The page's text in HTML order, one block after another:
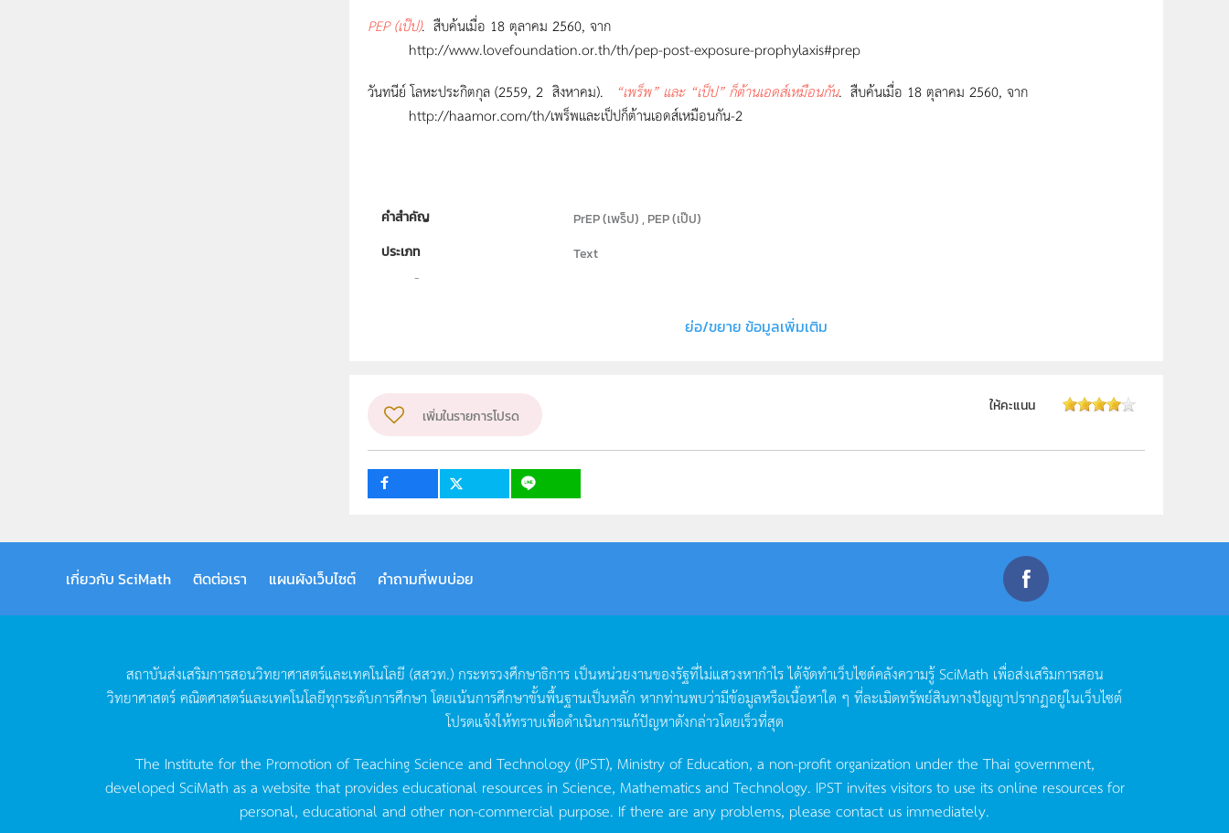
PEP (เป๊ป). สืบค้นเมื่อ 18 ตุลาคม 2560, จาก
http://www.lovefoundation.or.th/th/pep-post-exposure-prophylaxis#prep
วันทนีย์ โลหะประกิตกุล (2559, 2 สิงหาคม).
“เพร็พ” และ “เป็ป” ก็ต้านเอดส์เหมือนกัน. สืบค้นเมื่อ 18 ตุลาคม 2560, จาก
http://haamor.com/th/เพร็พและเป็ปก็ต้านเอดส์เหมือนกัน-2
คำสำคัญ
PrEP (เพร็ป) , PEP (เป๊ป)
ประเภท
Text
กลุ่มเป้าหมาย
ย่อ/ขยาย ข้อมูลเพิ่มเติม
เพิ่มในรายการโปรด
ให้คะแนน
เกี่ยวกับ SciMath ติดต่อเรา แผนผังเว็บไซต์ คำถามที่พบบ่อย
สถาบันส่งเสริมการสอนวิทยาศาสตร์และเทคโนโลยี (สสวท.) กระทรวงศึกษาธิการ เป็นหน่วยงานของรัฐที่ไม่แสวงหากำไรได้จัดทำเว็บไซต์คลังความรู้SciMath เพื่อส่งเสริมการสอน
วิทยาศาสตร์คณิตศาสตร์และเทคโนโลยีทุกระดับการศึกษา โดยเน้นการศึกษาขั้นพื้นฐานเป็นหลัก หากท่านพบว่ามีข้อมูลหรือเนื้อหาใด ๆ ที่ละเมิดทรัพย์สินทางปัญญาปรากฏอยู่ในเว็บไซต์
โปรดแจ้งให้ทราบเพื่อดำเนินการแก้ปัญหาดังกล่าวโดยเร็วที่สุด
The Institute for the Promotion of Teaching Science and Technology (IPST), Ministry of Education, a non-profit organization under the Thai government,
developed SciMath as a website that provides educational resources in Science, Mathematics and Technology. IPST invites visitors to use its online resources for
personal, educational and other non-commercial purpose. If there are any problems, please contact us immediately.